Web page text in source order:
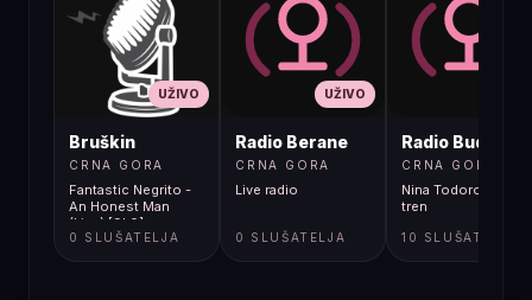
UŽIVO
Bruškin
CRNA GORA
Fantastic Negrito -
An Honest Man
(Live) [9k0]
0 SLUŠATELJA
UŽIVO
Radio Berane
CRNA GORA
Live radio
0 SLUŠATELJA
Radio Budva
CRNA GORA
Nina Todorovic -
tren
10 SLUŠATELJA